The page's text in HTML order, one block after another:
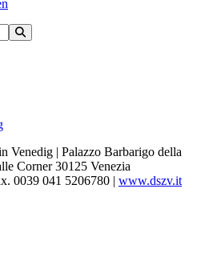
Venedig | Palazzo Barbarigo della
Corner 30125 Venezia
0039 041 5206780 | www.dszv.it